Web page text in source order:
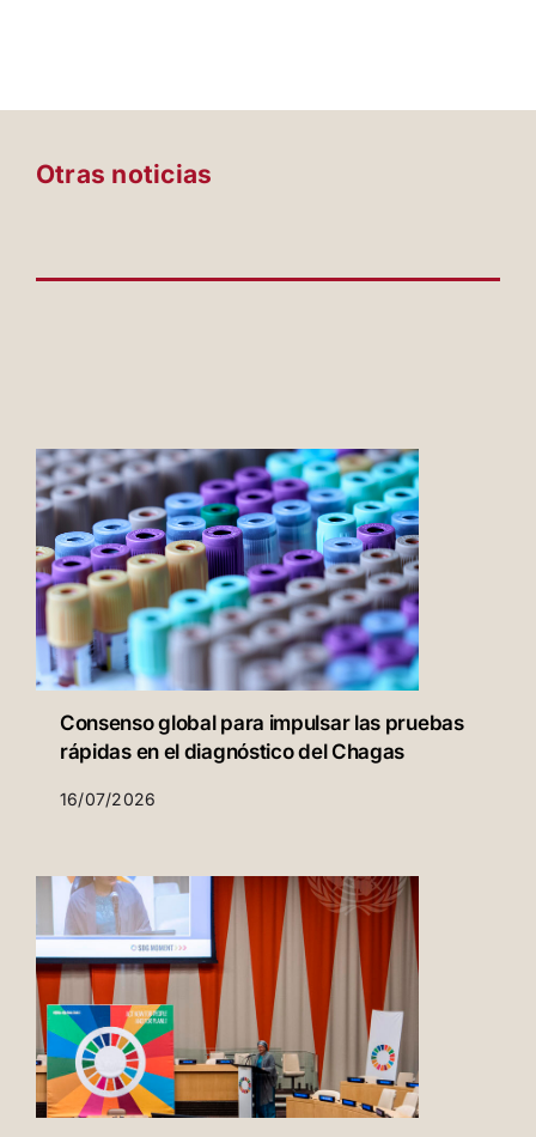
Otras noticias
Consenso global para impulsar las pruebas
rápidas en el diagnóstico del Chagas
16/07/2026